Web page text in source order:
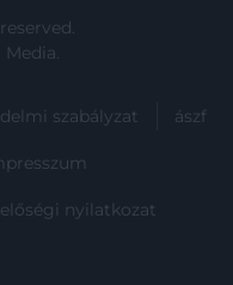
Media.
szabályzat ászf
nyilatkozat